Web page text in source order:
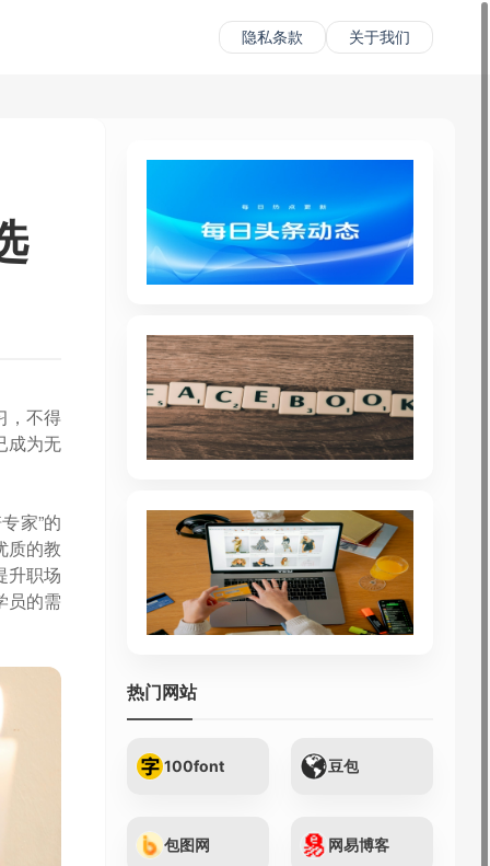
隐私条款 关于我们
，不得
成为无
家”的
质的教
升职场
员的需
热门网站
100font 豆包
包图网 网易博客